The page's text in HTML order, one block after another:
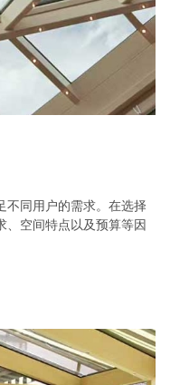
不同用户的需求。在选择
、空间特点以及预算等因